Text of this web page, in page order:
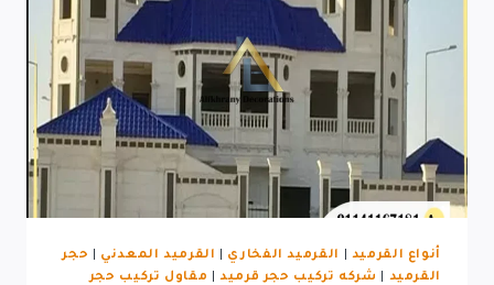
أنواع القرميد القرميد الفخاري القرميد المعدني
حجر
القرميد
شركه تركيب حجر قرميد| مقاول تركيب حجر